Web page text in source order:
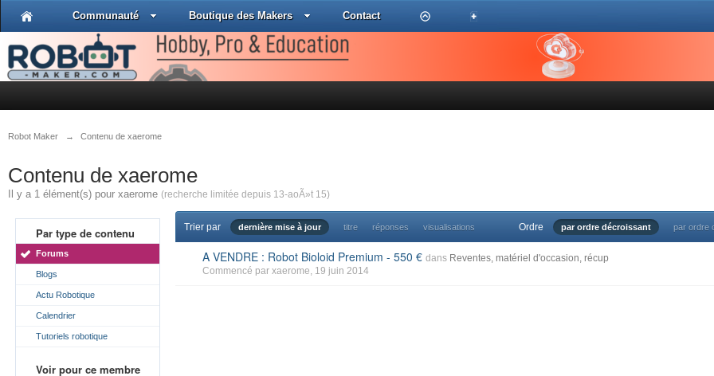
Communauté Boutique des Makers Contact
Robot Maker → Contenu de xaerome
Contenu de xaerome
Il y a 1 élément(s) pour xaerome (recherche limitée depuis 13-aoÃ»t 15)
Par type de contenu
Forums
Blogs
Actu Robotique
Calendrier
Tutoriels robotique
Voir pour ce membre
Trier par dernière mise à jour titre réponses visualisations Ordre par ordre décroissant par ordre
A VENDRE : Robot Bioloid Premium - 550 dans Reventes, matériel d'occasion, récup
Commencé par xaerome, 19 juin 2014